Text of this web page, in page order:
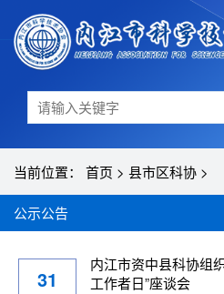
当前位置： 首页 > 县市区科协 >
公示公告
31
内江市资中县科协组
工作者日”座谈会